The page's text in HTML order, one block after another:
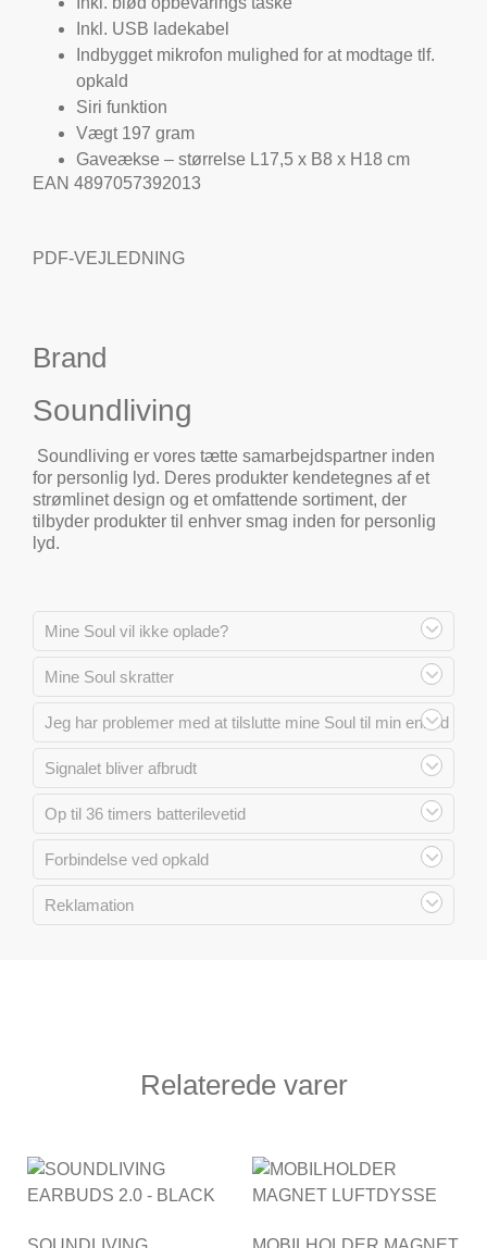
Inkl. USB ladekabel
Indbygget mikrofon mulighed for at modtage tlf.
opkald
Siri funktion
Vægt 197 gram
Gaveækse – størrelse L17,5 x B8 x H18 cm
EAN 4897057392013
PDF-VEJLEDNING
Brand
Soundliving
Soundliving er vores tætte samarbejdspartner inden
for personlig lyd. Deres produkter kendetegnes af et
strømlinet design og et omfattende sortiment, der
tilbyder produkter til enhver smag inden for personlig
lyd.
Mine Soul vil ikke oplade?
Mine Soul skratter
Jeg har problemer med at tilslutte mine Soul til min enhed
Signalet bliver afbrudt
Op til 36 timers batterilevetid
Forbindelse ved opkald
Reklamation
Relaterede varer